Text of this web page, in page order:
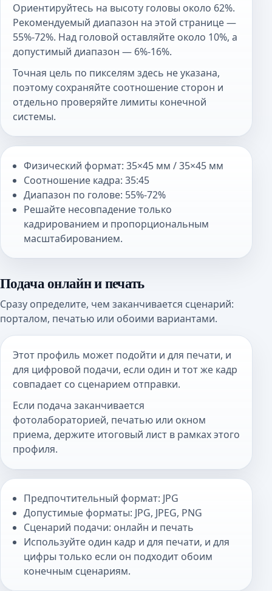
Ориентируйтесь на высоту головы около 62%.
Рекомендуемый диапазон на этой странице —
55%-72%. Над головой оставляйте около 10%, а
допустимый диапазон — 6%-16%.
Точная цель по пикселям здесь не указана,
поэтому сохраняйте соотношение сторон и
отдельно проверяйте лимиты конечной
системы.
Физический формат: 35×45 мм / 35×45 мм
Соотношение кадра: 35:45
Диапазон по голове: 55%-72%
Решайте несовпадение только
кадрированием и пропорциональным
масштабированием.
Подача онлайн и печать
Сразу определите, чем заканчивается сценарий:
порталом, печатью или обоими вариантами.
Этот профиль может подойти и для печати, и
для цифровой подачи, если один и тот же кадр
совпадает со сценарием отправки.
Если подача заканчивается
фотолабораторией, печатью или окном
приема, держите итоговый лист в рамках этого
профиля.
Предпочтительный формат: JPG
Допустимые форматы: JPG, JPEG, PNG
Сценарий подачи: онлайн и печать
Используйте один кадр и для печати, и для
цифры только если он подходит обоим
конечным сценариям.